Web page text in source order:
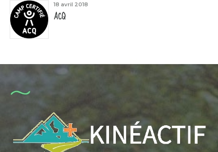
18 avril 2018
ACQ